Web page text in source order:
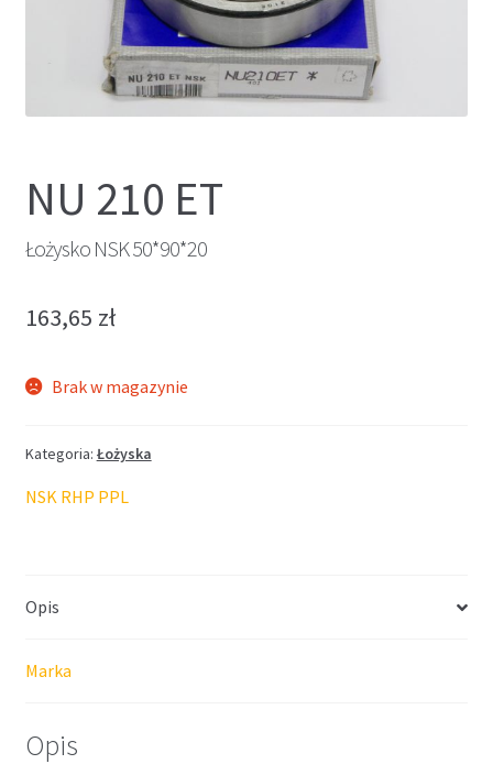
NU 210 ET
Łożysko NSK 50*90*20
163,65 zł
Brak w magazynie
Kategoria: Łożyska
NSK RHP PPL
Opis
Marka
Opis